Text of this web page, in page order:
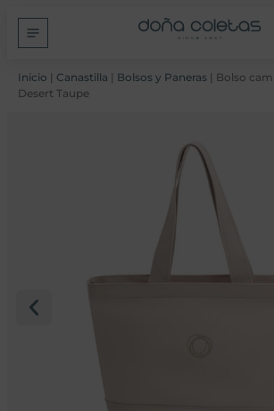
Inicio | Canastilla | Bolsos y Paneras | Bolso
Desert Taupe